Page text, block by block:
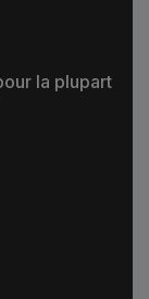
la plupart